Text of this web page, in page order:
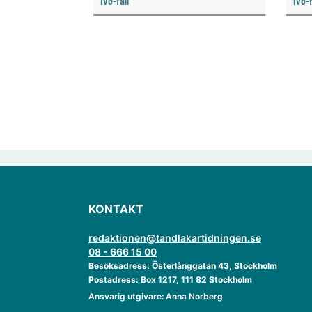
enligt anmälan till att patienten
senare behövde dra ut ytterligare
KONTAKT
redaktionen@tandlakartidningen.se
08 - 666 15 00
Besöksadress: Österlånggatan 43, Stockholm
Postadress: Box 1217, 111 82 Stockholm
Ansvarig utgivare: Anna Norberg